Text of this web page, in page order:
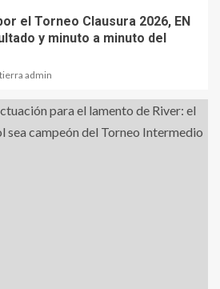
el Torneo Clausura 2026, EN
y minuto a minuto del
admin